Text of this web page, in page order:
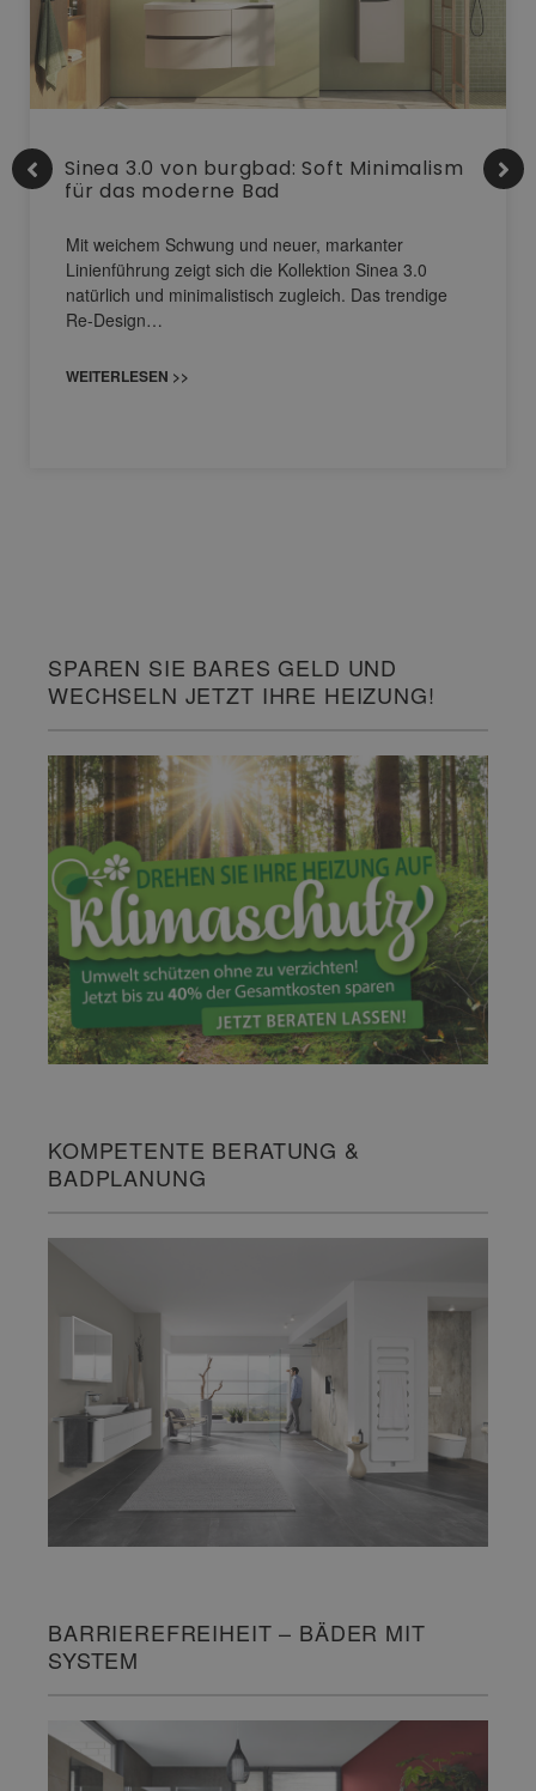
Sinea 3.0 von burgbad: Soft Minimalism
für das moderne Bad
Mit weichem Schwung und neuer, markanter
Linienführung zeigt sich die Kollektion Sinea 3.0
natürlich und minimalistisch zugleich. Das trendige
Re-Design…
WEITERLESEN >>
SPAREN SIE BARES GELD UND
WECHSELN JETZT IHRE HEIZUNG!
KOMPETENTE BERATUNG &
BADPLANUNG
BARRIEREFREIHEIT – BÄDER MIT
SYSTEM